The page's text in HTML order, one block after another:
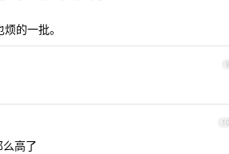
的一批。
9
10
高了